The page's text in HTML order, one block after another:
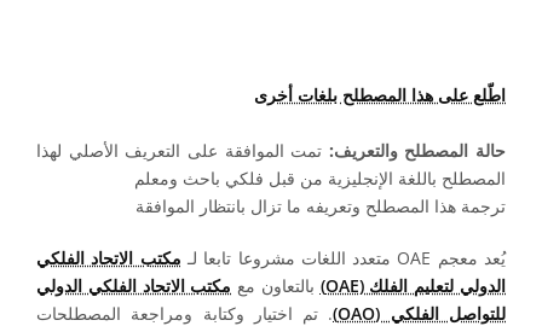
اطّلع على هذا المصطلح بلغات أخرى
حالة المصطلح والتعريف: تمت الموافقة على التعريف الأصلي لهذا
المصطلح باللغة الإنجليزية من قبل فلكي باحث ومعلم
ترجمة هذا المصطلح وتعريفه ما تزال بانتظار الموافقة
يُعد معجم OAE متعدد اللغات مشروعا تابعا لـ
مكتب الاتحاد الفلكي
الدولي لتعليم الفلك (OAE)
بالتعاون مع مكتب الاتحاد الفلكي الدولي
للتواصل الفلكي (OAO)
. تم اختيار وكتابة ومراجعة المصطلحات